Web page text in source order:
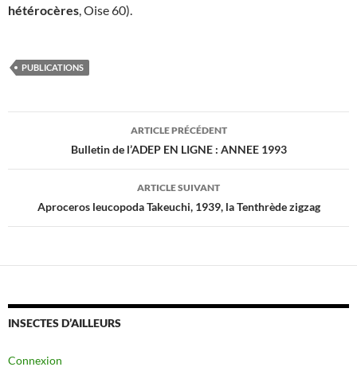
hétérocères, Oise 60).
PUBLICATIONS
ARTICLE PRÉCÉDENT
Bulletin de l’ADEP EN LIGNE : ANNEE 1993
ARTICLE SUIVANT
Aproceros leucopoda Takeuchi, 1939, la Tenthrède zigzag
INSECTES D’AILLEURS
Connexion